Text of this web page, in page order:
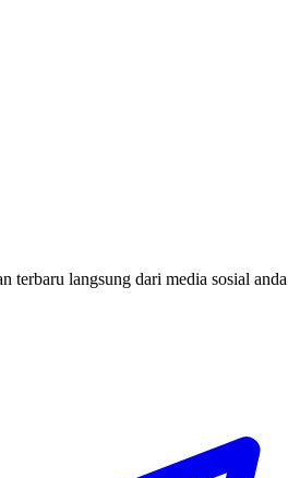
terbaru langsung dari media sosial anda